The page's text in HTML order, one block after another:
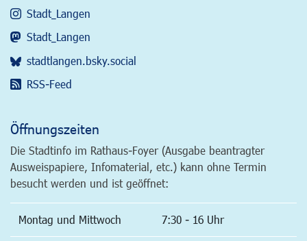
Stadt_Langen
Stadt_Langen
stadtlangen.bsky.social
RSS-Feed
Öffnungszeiten
Die Stadtinfo im Rathaus-Foyer (Ausgabe beantragter
Ausweispapiere, Infomaterial, etc.) kann ohne Termin
besucht werden und ist geöffnet:
Montag und Mittwoch 7:30 - 16 Uhr